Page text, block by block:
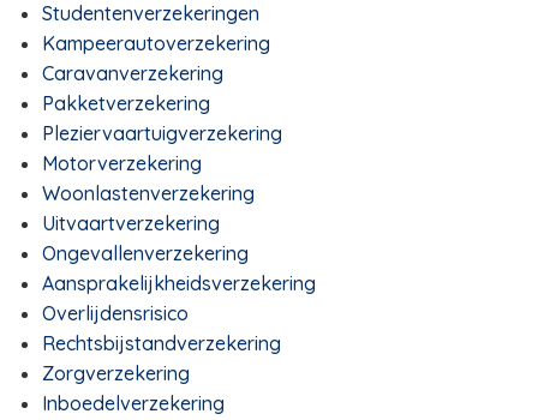
Studentenverzekeringen
Kampeerautoverzekering
Caravanverzekering
Pakketverzekering
Pleziervaartuigverzekering
Motorverzekering
Woonlastenverzekering
Uitvaartverzekering
Ongevallenverzekering
Aansprakelijkheidsverzekering
Overlijdensrisico
Rechtsbijstandverzekering
Zorgverzekering
Inboedelverzekering